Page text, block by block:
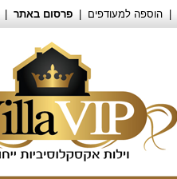
הוספה למעודפים פרסום באתר